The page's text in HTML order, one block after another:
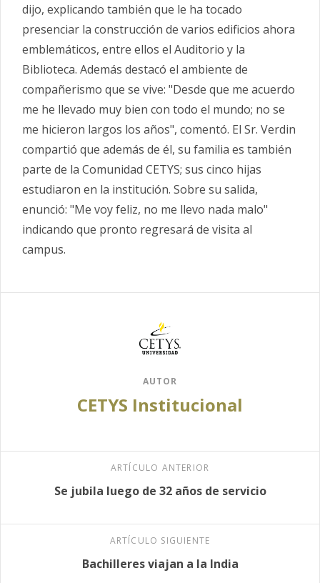
dijo, explicando también que le ha tocado
presenciar la construcción de varios edificios ahora
emblemáticos, entre ellos el Auditorio y la
Biblioteca. Además destacó el ambiente de
compañerismo que se vive: "Desde que me acuerdo
me he llevado muy bien con todo el mundo; no se
me hicieron largos los años", comentó. El Sr. Verdin
compartió que además de él, su familia es también
parte de la Comunidad CETYS; sus cinco hijas
estudiaron en la institución. Sobre su salida,
enunció: "Me voy feliz, no me llevo nada malo"
indicando que pronto regresará de visita al
campus.
AUTOR
CETYS Institucional
ARTÍCULO ANTERIOR
Se jubila luego de 32 años de servicio
ARTÍCULO SIGUIENTE
Bachilleres viajan a la India